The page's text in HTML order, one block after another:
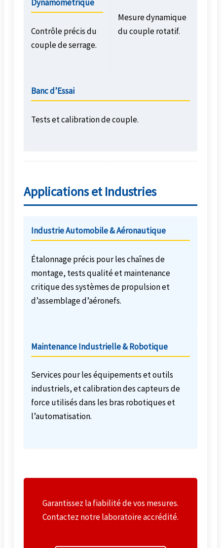
Dynamométrique
Contrôle précis du
couple de serrage.
Mesure dynamique
du couple rotatif.
Banc d’Essai
Tests et calibration de couple.
Applications et Industries
Industrie Automobile & Aéronautique
Étalonnage précis pour les chaînes de
montage, tests qualité et maintenance
critique des systèmes de propulsion et
d’assemblage d’aéronefs.
Maintenance Industrielle & Robotique
Services pour les équipements et outils
industriels, et calibration des capteurs de
force utilisés dans les bras robotiques et
l’automatisation.
Garantissez la fiabilité de vos mesures.
Contactez notre laboratoire accrédité.